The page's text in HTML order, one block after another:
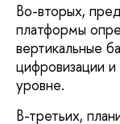
Во-вторых,
платформы
вертикальные
цифровизации
уровне.
В-третьих,